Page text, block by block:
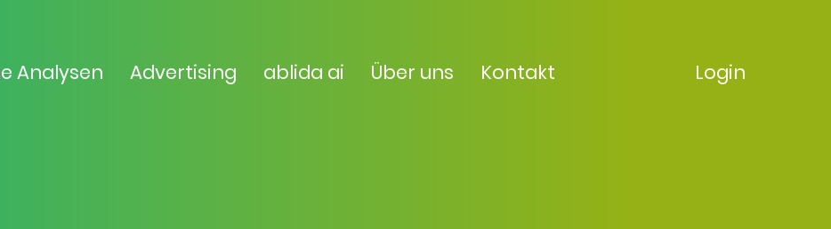
Analysen Advertising ablida ai Über uns Kontakt Login